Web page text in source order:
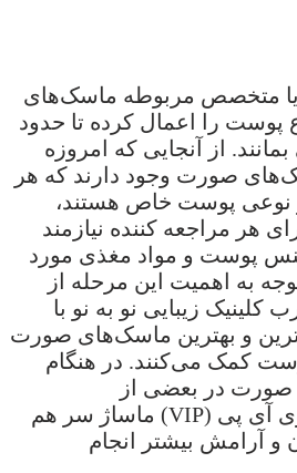
متخصص مربوطه ماسک‌های
را اعمال کرده تا حدود
باقی بمانند. از آنجایی که امروزه
صورت وجود دارند که هر
پوست خاص هستند،
هر مراجعه کننده نیازمند
پوست و مواد مغذی مورد
به اهمیت این مرحله از
زیبایی نو به نو با
و بهترین ماسک‌های صورت
کمک می‌کنند. در هنگام
صورت در بعضی از
مراقبت‌های پوستی وی آی پی (VIP) ماساژ سر هم
و آرامش بیشتر انجام